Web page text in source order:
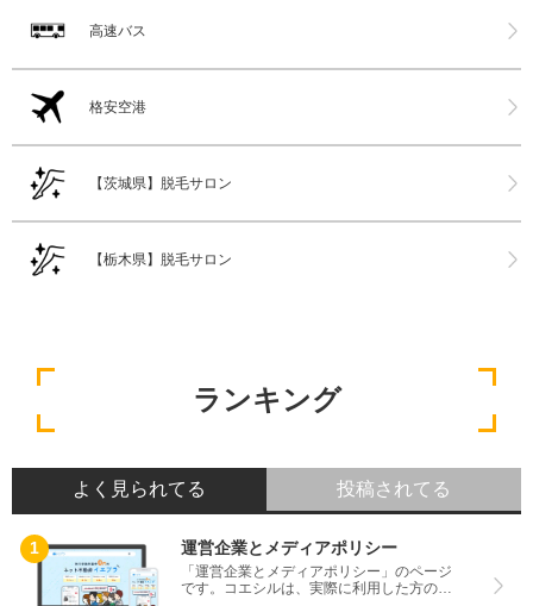
高速バス
格安空港
【茨城県】脱毛サロン
【栃木県】脱毛サロン
ランキング
よく見られてる 投稿されてる
運営企業とメディアポリシー
「運営企業とメディアポリシー」のページ
です。コエシルは、実際に利用した方の口